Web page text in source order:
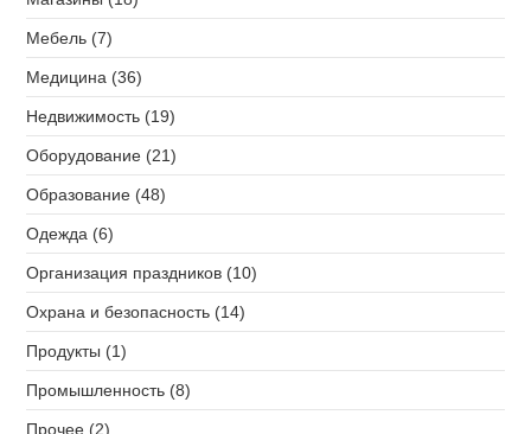
Мебель (7)
Медицина (36)
Недвижимость (19)
Оборудование (21)
Образование (48)
Одежда (6)
Организация праздников (10)
Охрана и безопасность (14)
Продукты (1)
Промышленность (8)
Прочее (2)